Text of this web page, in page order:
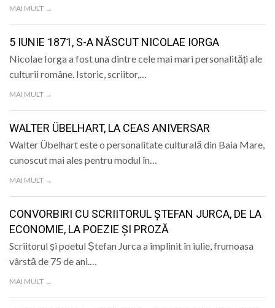
MAI MULT →
5 IUNIE 1871, S-A NĂSCUT NICOLAE IORGA
Nicolae Iorga a fost una dintre cele mai mari personalități ale
culturii române. Istoric, scriitor,…
MAI MULT →
WALTER ÜBELHART, LA CEAS ANIVERSAR
Walter Übelhart este o personalitate culturală din Baia Mare,
cunoscut mai ales pentru modul în…
MAI MULT →
CONVORBIRI CU SCRIITORUL ȘTEFAN JURCA, DE LA
ECONOMIE, LA POEZIE ȘI PROZĂ
Scriitorul și poetul Ștefan Jurca a împlinit în iulie, frumoasa
vârstă de 75 de ani.…
MAI MULT →